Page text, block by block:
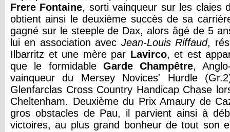
Frere Fontaine, sorti vainqueur sur les claies
obtient ainsi le deuxième succès de sa
gagné sur le steeple de Dax, alors âgé de 5
lui en association avec Jean-Louis Riffaud,
Ilbarritz et une mère par Lavirco, et est
que le formidable Garde Champêtre,
vainqueur du Mersey Novices' Hurdle
Glenfarclas Cross Country Handicap Chase
Cheltenham. Deuxième du Prix Amaury de
gros obstacles de Pau, il parvient ainsi à
victoires, au plus grand bonheur de tout son